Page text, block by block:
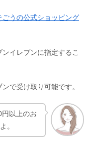
ごうの公式ショッピング
イレブンに指定するこ
で受け取り可能です。
以上のお
。